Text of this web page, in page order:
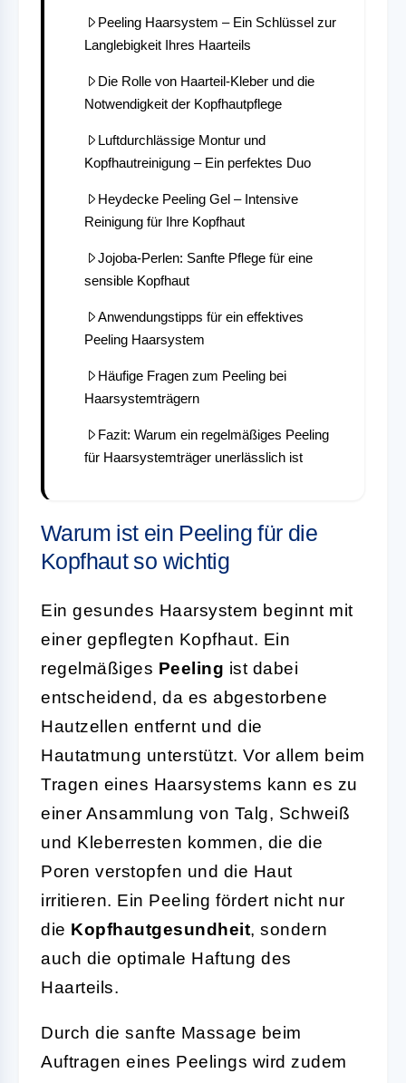
Peeling Haarsystem – Ein Schlüssel zur
Langlebigkeit Ihres Haarteils
Die Rolle von Haarteil-Kleber und die
Notwendigkeit der Kopfhautpflege
Luftdurchlässige Montur und
Kopfhautreinigung – Ein perfektes Duo
Heydecke Peeling Gel – Intensive
Reinigung für Ihre Kopfhaut
Jojoba-Perlen: Sanfte Pflege für eine
sensible Kopfhaut
Anwendungstipps für ein effektives
Peeling Haarsystem
Häufige Fragen zum Peeling bei
Haarsystemträgern
Fazit: Warum ein regelmäßiges Peeling
für Haarsystemträger unerlässlich ist
Warum ist ein Peeling für die
Kopfhaut so wichtig
Ein gesundes Haarsystem beginnt mit
einer gepflegten Kopfhaut. Ein
regelmäßiges Peeling ist dabei
entscheidend, da es abgestorbene
Hautzellen entfernt und die
Hautatmung unterstützt. Vor allem beim
Tragen eines Haarsystems kann es zu
einer Ansammlung von Talg, Schweiß
und Kleberresten kommen, die die
Poren verstopfen und die Haut
irritieren. Ein Peeling fördert nicht nur
die Kopfhautgesundheit, sondern
auch die optimale Haftung des
Haarteils.
Durch die sanfte Massage beim
Auftragen eines Peelings wird zudem